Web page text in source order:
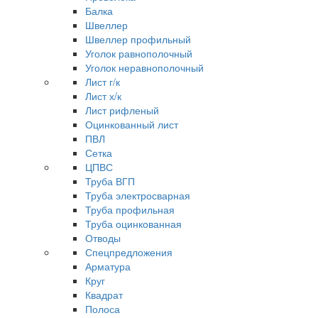
Балка
Швеллер
Швеллер профильный
Уголок равнополочный
Уголок неравнополочный
Лист г/к
Лист х/к
Лист рифленый
Оцинкованный лист
ПВЛ
Сетка
ЦПВС
Труба ВГП
Труба электросварная
Труба профильная
Труба оцинкованная
Отводы
Спецпредложения
Арматура
Круг
Квадрат
Полоса